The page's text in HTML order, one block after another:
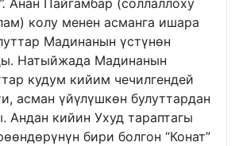
колу менен асманга ишара
Мадинанын үстүнөн
Натыйжада Мадинанын
кудум кийим чечилгендей
асман үйүлүшкөн булуттардан
Андан кийин Ухуд тараптагы
бири болгон “Конат”